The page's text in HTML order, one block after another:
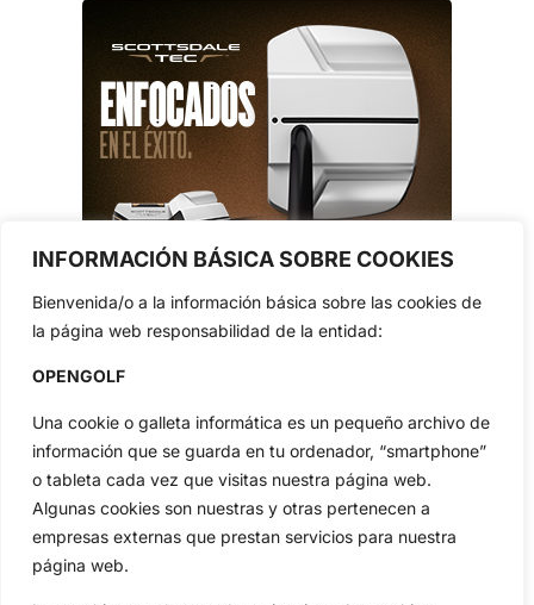
INFORMACIÓN BÁSICA SOBRE COOKIES
Bienvenida/o a la información básica sobre las cookies de
la página web responsabilidad de la entidad:
OPENGOLF
Una cookie o galleta informática es un pequeño archivo de
información que se guarda en tu ordenador, “smartphone”
o tableta cada vez que visitas nuestra página web.
Algunas cookies son nuestras y otras pertenecen a
empresas externas que prestan servicios para nuestra
página web.